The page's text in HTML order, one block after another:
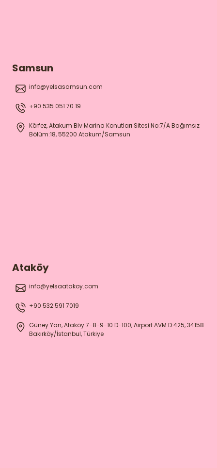
Samsun
info@yelsasamsun.com
+90 535 051 70 19
Körfez, Atakum Blv Marina Konutları Sitesi No:7/A Bağımsız
Bölüm:18, 55200 Atakum/Samsun
Ataköy
info@yelsaatakoy.com
+90 532 591 7019
Güney Yan, Ataköy 7-8-9-10 D-100, Airport AVM D:425, 34158
Bakırköy/İstanbul, Türkiye